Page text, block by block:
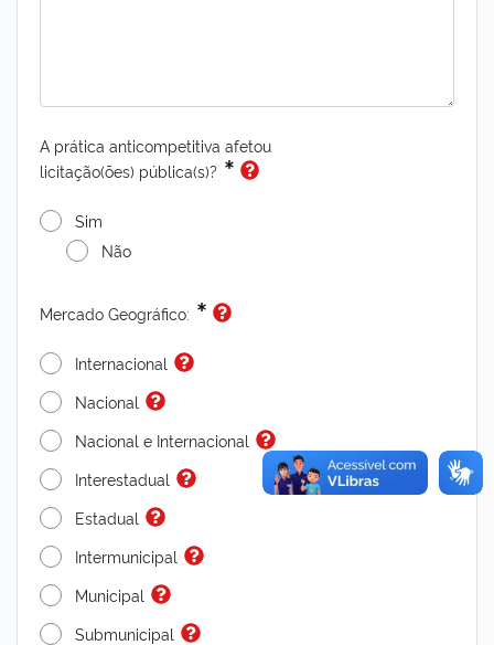
A prática anticompetitiva afetou
licitação(ões) pública(s)?
Sim
Não
Mercado Geográfico:
Internacional
Nacional
Nacional e Internacional
Interestadual
Estadual
Intermunicipal
Municipal
Submunicipal